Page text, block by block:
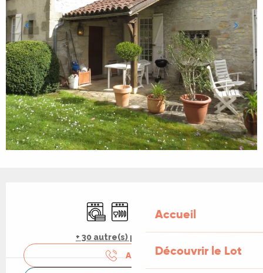
Accueil
Découvrir le Lot
Lave lingeLave vaisselle
TélévisionParking
+ 30 autre(s) prestation(s)
APPELER